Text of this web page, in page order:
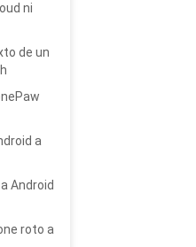
ni
de un
a
Android
roto a